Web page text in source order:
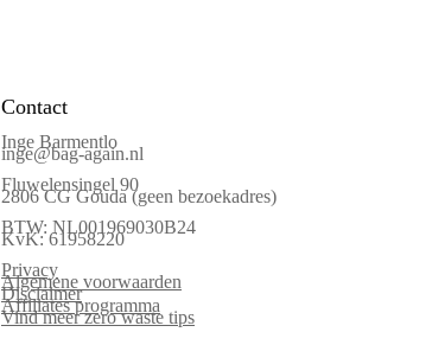
Contact
Inge Barmentlo
inge@bag-again.nl
Fluwelensingel 90
2806 CG Gouda (geen bezoekadres)
BTW: NL001969030B24
KvK: 61958220
Privacy
Algemene voorwaarden
Disclaimer
Affiliates programma
Vind meer zero waste tips